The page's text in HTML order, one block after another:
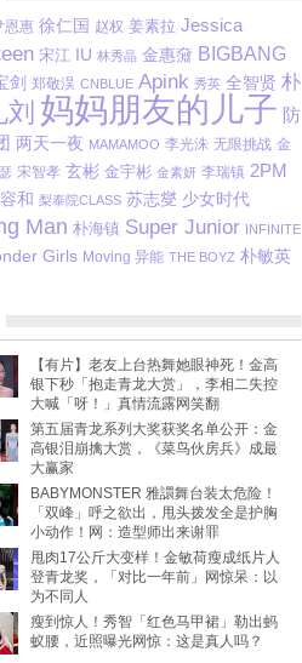
恩惠 徐仁国 赵权 姜素拉 Jessica
宋江 IU 林秀晶 金惠奫 BIGBANG
剑 郑敬淏 CNBLUE Apink 秀英 全智贤 朴
妈妈朋友的儿子 防
两天一夜 MAMAMOO 李光洙 无限挑战 金
宋智孝 玄彬 金宇彬 金素妍 李瑞镇 2PM
和 梨泰院CLASS 苏志燮 少女时代
Man 朴海镇 Super Junior INFINITE
Girls Moving 异能 THE BOYZ 朴敏英
【有片】老友上台热舞她眼神死！金高
银下秒「抱走青龙大赏」，李相二失控
大喊「呀！」真情流露网笑翻
第五届青龙系列大奖获奖名单公开：金
高银泪崩擒大赏，《菜鸟伙房兵》成最
大赢家
BABYMONSTER 雅譞舞台装太危险！
「双峰」呼之欲出，甩头拨发全是护胸
小动作！网：造型师出来谢罪
甩肉17公斤大变样！金敏荷瘦成纸片人
登青龙奖，「对比一年前」网惊呆：以
为不同人
瘦到惊人！秀智「红色马甲裙」勒出蚂
蚁腰，近照曝光网惊：这是真人吗？